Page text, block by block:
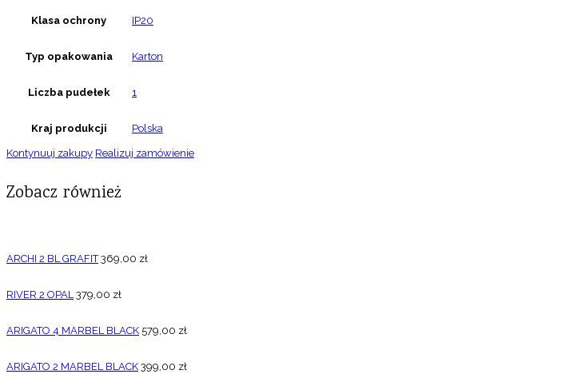
Klasa ochrony IP20
Typ opakowania Karton
Liczba pudełek 1
Kraj produkcji Polska
Kontynuuj zakupy Realizuj zamówienie
Zobacz również
ARCHI 2 BL GRAFIT 369,00 zł
RIVER 2 OPAL 379,00 zł
ARIGATO 4 MARBEL BLACK 579,00 zł
ARIGATO 2 MARBEL BLACK 399,00 zł